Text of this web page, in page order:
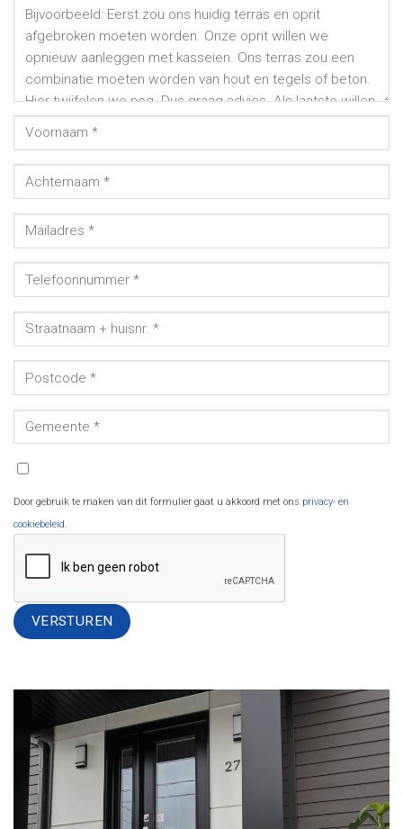
Door gebruik te maken van dit formulier gaat u akkoord met ons privacy- en
cookiebeleid.